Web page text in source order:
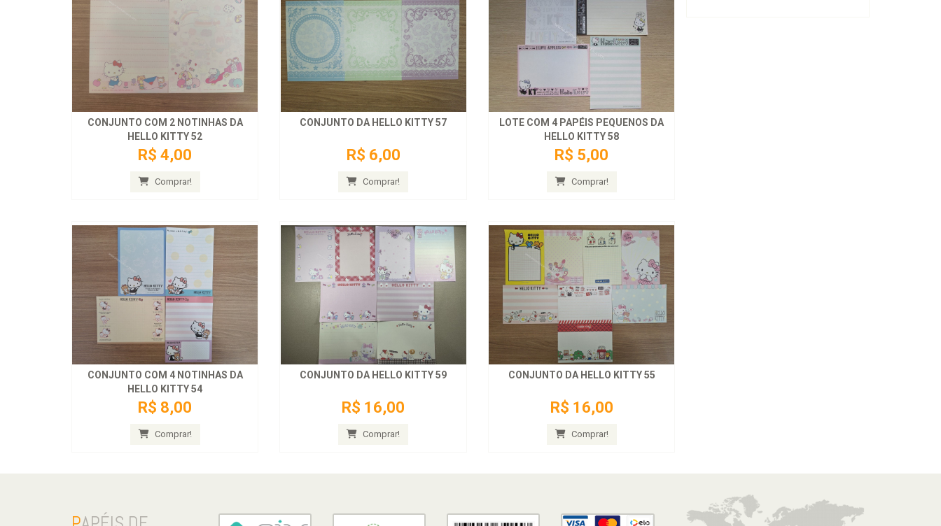
CONJUNTO COM 2 NOTINHAS DA
HELLO KITTY 52
R$ 4,00
Comprar!
CONJUNTO DA HELLO KITTY 57
R$ 6,00
Comprar!
LOTE COM 4 PAPÉIS PEQUENOS DA
HELLO KITTY 58
R$ 5,00
Comprar!
CONJUNTO COM 4 NOTINHAS DA
HELLO KITTY 54
R$ 8,00
Comprar!
CONJUNTO DA HELLO KITTY 59
R$ 16,00
Comprar!
CONJUNTO DA HELLO KITTY 55
R$ 16,00
Comprar!